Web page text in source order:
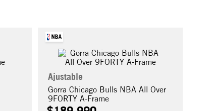
Ajustable
Gorra Chicago Bulls NBA All Over
9FORTY A-Frame